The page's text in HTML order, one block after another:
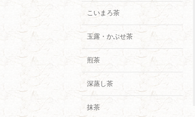
こいまろ茶
玉露・かぶせ茶
煎茶
深蒸し茶
抹茶